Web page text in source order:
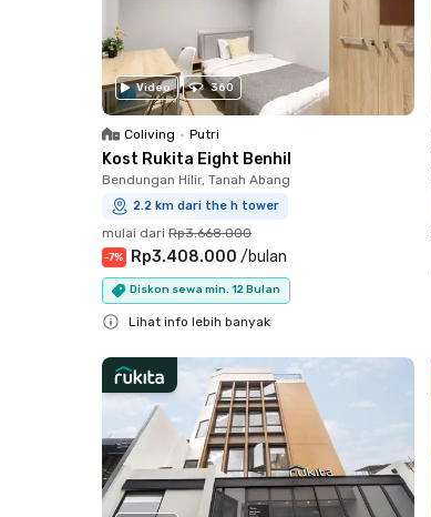
Video 360
Coliving • Putri
Kost Rukita Eight Benhil
Bendungan Hilir, Tanah Abang
2.2 km dari the h tower
mulai dari Rp3.668.000
-7% Rp3.408.000 /bulan
Diskon sewa min. 12 Bulan
Lihat info lebih banyak